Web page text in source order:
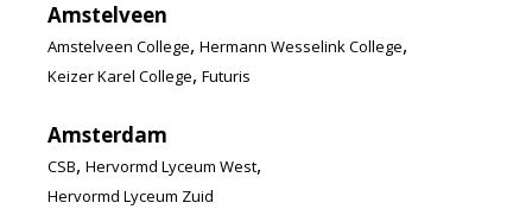
Amstelveen
Amstelveen College, Hermann Wesselink College,
Keizer Karel College, Futuris
Amsterdam
CSB, Hervormd Lyceum West,
Hervormd Lyceum Zuid